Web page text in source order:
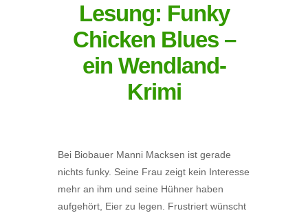
​Lesung​​: Funky
Chicken Blues –
ein Wendland-
Krimi
Bei Biobauer Manni Macksen ist gerade
nichts funky. Seine Frau zeigt kein Interesse
mehr an ihm und seine Hühner haben
aufgehört, Eier zu legen. Frustriert wünscht